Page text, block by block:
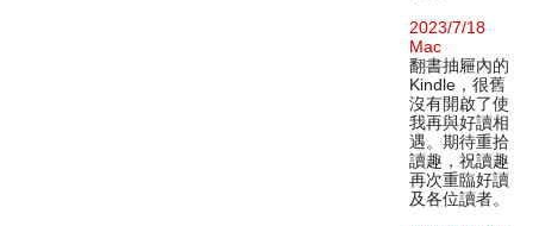
2023/7/18
Mac
翻書抽屜內的
Kindle，很舊
沒有開啟了使
我再與好讀相
遇。期待重拾
讀趣，祝讀趣
再次重臨好讀
及各位讀者。